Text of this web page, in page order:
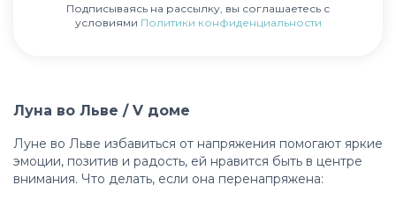
Подписываясь на рассылку, вы соглашаетесь с
условиями Политики конфиденциальности
Луна во Льве / V доме
Луне во Льве избавиться от напряжения помогают яркие
эмоции, позитив и радость, ей нравится быть в центре
внимания. Что делать, если она перенапряжена: